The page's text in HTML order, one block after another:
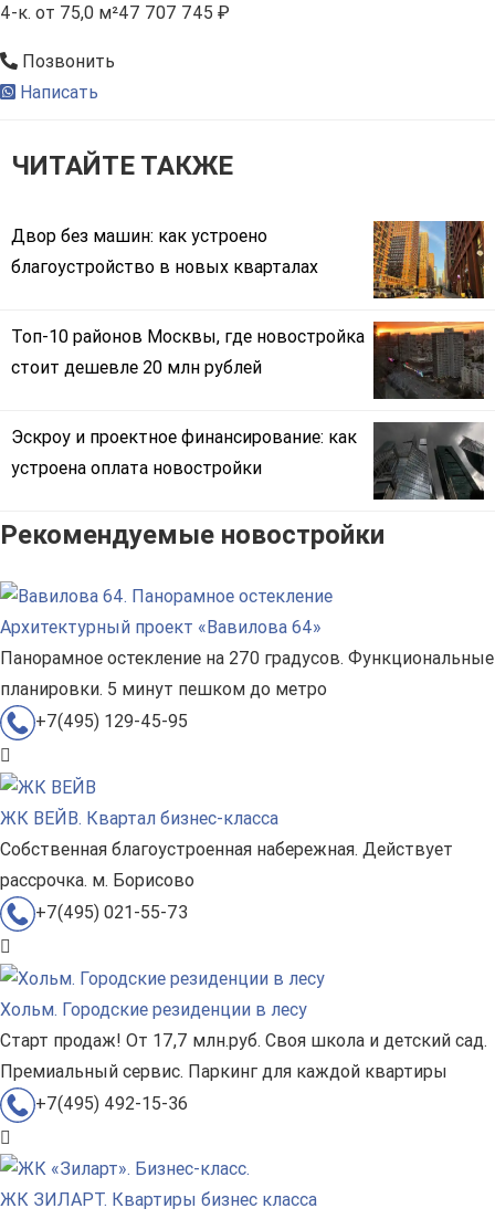
4-к. от 75,0 м²47 707 745 ₽
Позвонить
Написать
ЧИТАЙТЕ ТАКЖЕ
Двор без машин: как устроено
благоустройство в новых кварталах
Топ-10 районов Москвы, где новостройка
стоит дешевле 20 млн рублей
Эскроу и проектное финансирование: как
устроена оплата новостройки
Рекомендуемые новостройки
Архитектурный проект «Вавилова 64»
Панорамное остекление на 270 градусов. Функциональные
планировки. 5 минут пешком до метро
+7(495) 129-45-95
ЖК ВЕЙВ. Квартал бизнес-класса
Собственная благоустроенная набережная. Действует
рассрочка. м. Борисово
+7(495) 021-55-73
Хольм. Городские резиденции в лесу
Старт продаж! От 17,7 млн.руб. Своя школа и детский сад.
Премиальный сервис. Паркинг для каждой квартиры
+7(495) 492-15-36
ЖК ЗИЛАРТ. Квартиры бизнес класса